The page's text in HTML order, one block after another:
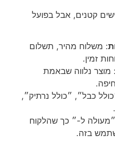
קטנים, אבל בפועל
: משלוח מהיר, תשלום
זמין.
: מוצר נלווה שבאמת
כבל״, ״כולל נרתיק״,
ל-״ כך שהלקוח
בזה.